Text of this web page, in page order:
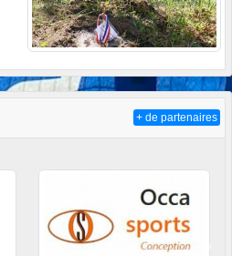
+ de partenaires